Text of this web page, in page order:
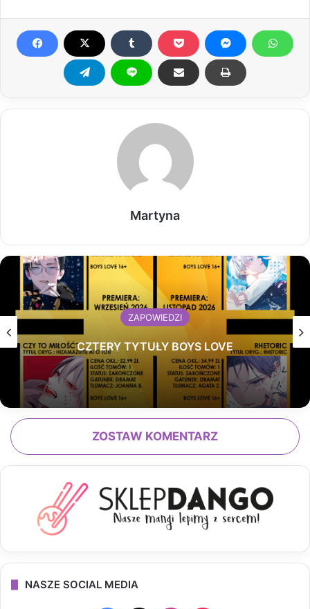
Martyna
ZAPOWIEDZI
CZTERY TYTUŁY BOYS LOVE
ZOSTAW KOMENTARZ
NASZE SOCIAL MEDIA